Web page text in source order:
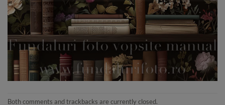
Both comments and trackbacks are currently closed.